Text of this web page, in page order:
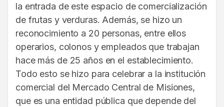
la entrada de este espacio de comercialización
de frutas y verduras. Además, se hizo un
reconocimiento a 20 personas, entre ellos
operarios, colonos y empleados que trabajan
hace más de 25 años en el establecimiento.
Todo esto se hizo para celebrar a la institución
comercial del Mercado Central de Misiones,
que es una entidad pública que depende del